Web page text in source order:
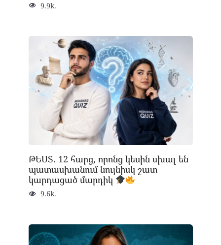
9.9k.
ԹԵՍՏ. 12 հարց, որոնց կեսին սխալ են
պատասխանում նույնիսկ շատ
կարդացած մարդիկ
9.6k.